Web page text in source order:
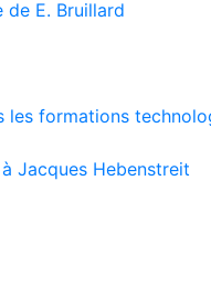
E. Bruillard
les formations
Jacques Hebenstreit